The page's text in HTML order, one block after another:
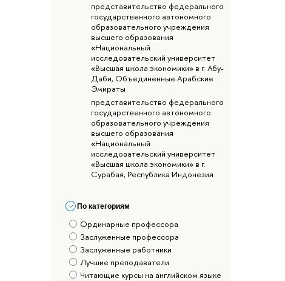
представительство федерального
государственного автономного
образовательного учреждения
высшего образования
«Национальный
исследовательский университет
«Высшая школа экономики» в г. Абу-
Даби, Объединенные Арабские
Эмираты
представительство федерального
государственного автономного
образовательного учреждения
высшего образования
«Национальный
исследовательский университет
«Высшая школа экономики» в г.
Сурабая, Республика Индонезия
По категориям
Ординарные профессора
Заслуженные профессора
Заслуженные работники
Лучшие преподаватели
Читающие курсы на английском языке